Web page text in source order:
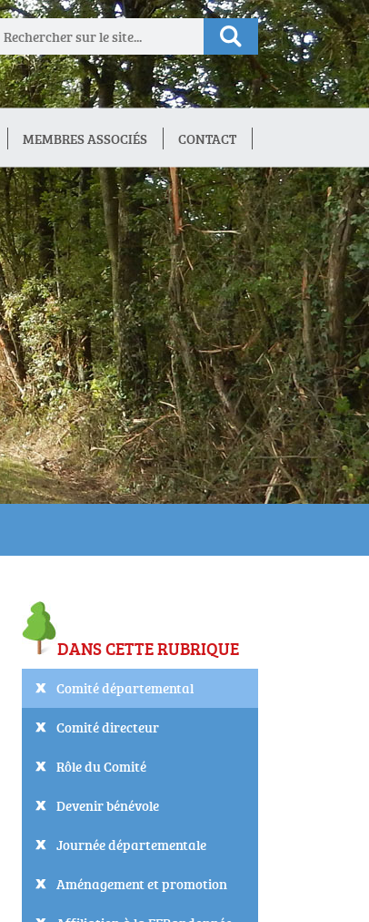
MEMBRES ASSOCIÉS CONTACT
DANS CETTE RUBRIQUE
Comité départemental
Comité directeur
Rôle du Comité
Devenir bénévole
Journée départementale
Aménagement et promotion